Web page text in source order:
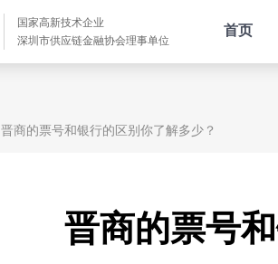
国家高新技术企业
深圳市供应链金融协会理事单位
首页
晋商的票号和银行的区别你了解多少？
晋商的票号